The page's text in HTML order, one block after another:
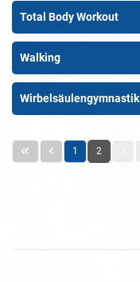
Total Body Workout
Walking
Wirbelsäulengymnastik
1 2